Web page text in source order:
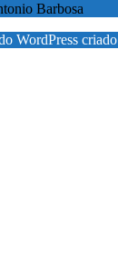
Barbosa
WordPress